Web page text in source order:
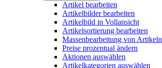
Artikel bearbeiten
Artikelbilder bearbeiten
Artikelbild in Vollansicht
Artikelsortierung bearbeiten
Massenbearbeitung von Artikeln
Preise prozentual ändern
Aktionen auswählen
Artikelkategorien auswählen